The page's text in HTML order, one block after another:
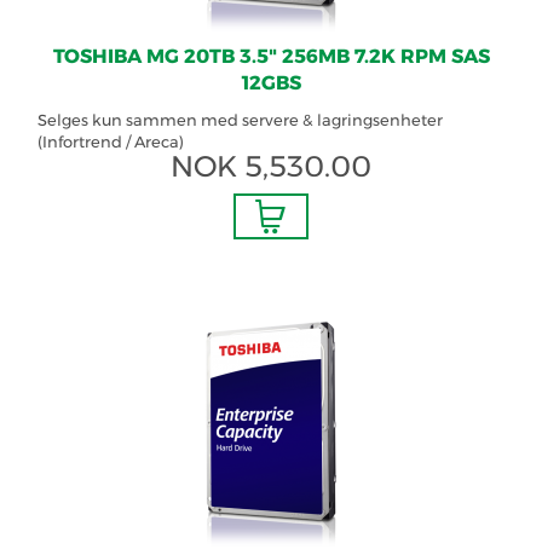
TOSHIBA MG 20TB 3.5" 256MB 7.2K RPM SAS
12GBS
Selges kun sammen med servere & lagringsenheter
(Infortrend / Areca)
NOK 5,530.00